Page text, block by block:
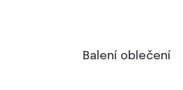
Balení oblečení